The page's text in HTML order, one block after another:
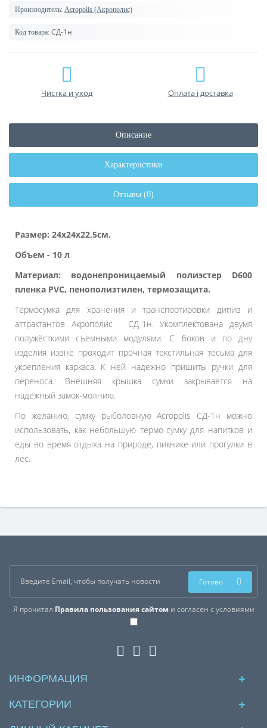
Производитель: Acropolis (Акрополис)
Код товара: СД-1н
Чистка и уход Оплата і доставка
Описание
Характеристики
Отзывы (0)
Размер: 24х24х22,5см.
Объем - 10 л
Материал: водонепроницаемый полиэстер D600
пленка PVC, пенополиэтилен, термозащита.
Термосумка для хранения и транспортировки дипив и
аттрактантов Акрополис - СД-1н. Укомплектована двумя
полужёсткими съемными модулями. С боков и по дну
изделия извне проходит прочная текстильная тесьма для
укрепления каркаса. К ней надежно пришиты ручки для
переноса. Внешняя крышка сумки закрывается на
надежный замок-молнию.
По желанию, сумку рыболовную Acropolis СД-1н можно
использовать, как небольшую термо-сумку для напитков и
еды во время отдыха на природе, пикнике или прогулки в
лес.
Я прочитал Правила пользования сайтоми согласен с условиями
Готово
ИНФОРМАЦИЯ
КАТЕГОРИИ